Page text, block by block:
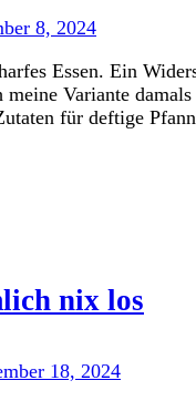
8, 2024
Essen. Ein
Variante
für deftige
nix los
18, 2024